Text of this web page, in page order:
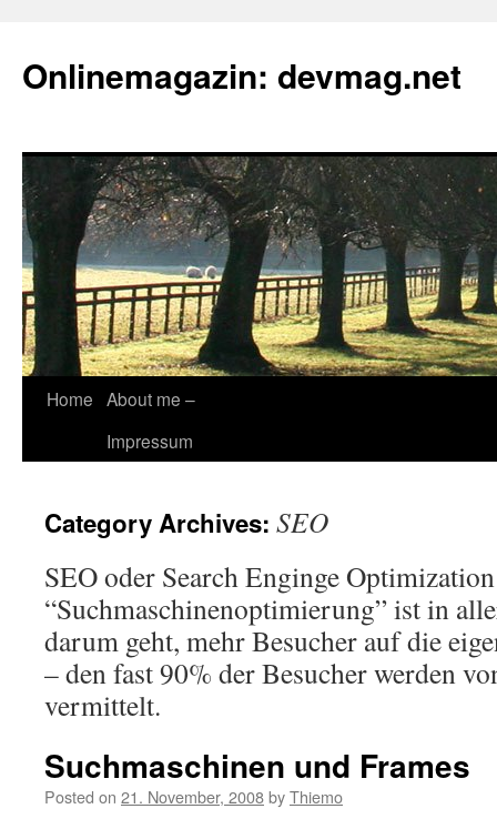
Onlinemagazin: devmag.net
Skip
Home About me –
Impressum
Category Archives: SEO
SEO oder Search Enginge
“Suchmaschinenoptimierung” ist in
darum geht, mehr Besucher auf die
– den fast 90% der Besucher werden
vermittelt.
Suchmaschinen und Frames
Posted on 21. November, 2008byThiemo